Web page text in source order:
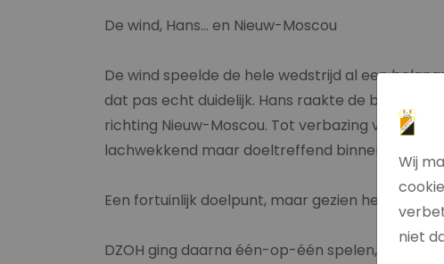
De wind, Hans… en Nieuw-Moscou
De wind speelde de hele wedstrijd al een
dat pas echt duidelijk. Hans raakte de bal
richting Nieuw-Moscou. Tot verbazing van
lachwekkend maar doeltreffend binnen: 1-0!
Een fortuinlijk doelpunt, maar gezien het
DZOH ging daarna één-op-één spelen,
Wij
niet